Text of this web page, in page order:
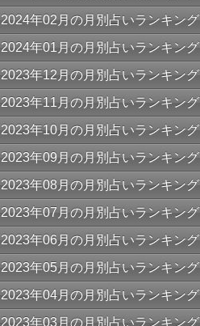
2024年02月の月別占いランキング
2024年01月の月別占いランキング
2023年12月の月別占いランキング
2023年11月の月別占いランキング
2023年10月の月別占いランキング
2023年09月の月別占いランキング
2023年08月の月別占いランキング
2023年07月の月別占いランキング
2023年06月の月別占いランキング
2023年05月の月別占いランキング
2023年04月の月別占いランキング
2023年03月の月別占いランキング